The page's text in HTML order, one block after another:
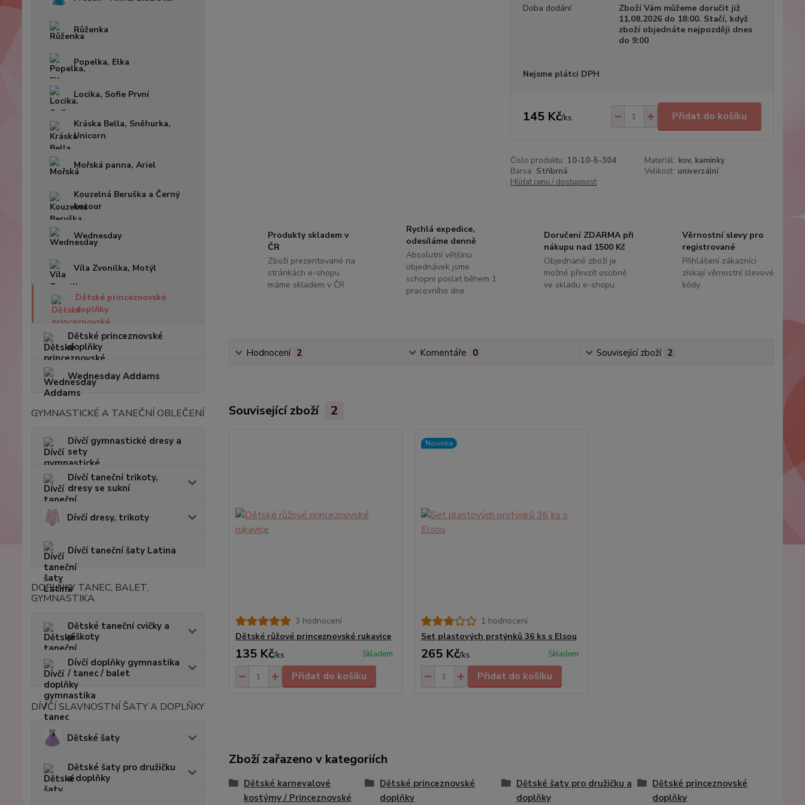
Růženka
Popelka, Elka
Locika, Sofie První
Kráska Bella, Sněhurka,
Unicorn
Mořská panna, Ariel
Kouzelná Beruška a Černý
kocour
Wednesday
Víla Zvonilka, Motýl
Dětské princeznovské
doplňky
Dětské princeznovské
doplňky
Wednesday Addams
GYMNASTICKÉ A TANEČNÍ OBLEČENÍ
Dívčí gymnastické dresy a
sety
Dívčí taneční trikoty,
dresy se sukní
Dívčí dresy, trikoty
Dívčí taneční šaty Latina
DOPLŇKY TANEC, BALET,
GYMNASTIKA
Dětské taneční cvičky a
piškoty
Dívčí doplňky gymnastika
/ tanec / balet
DÍVČÍ SLAVNOSTNÍ ŠATY A DOPLŇKY
Dětské šaty
Dětské šaty pro družičku
a doplňky
Doba dodání
Zboží Vám můžeme doručit již
11.08.2026 do 18:00. Stačí, když
zboží objednáte nejpozději dnes
do 9:00
Nejsme plátci DPH
145 Kč/ks Přidat do košíku
Číslo produktu: 10-10-5-304 Materiál: kov, kamínky
Barva: Stříbrná Velikost: univerzální
Hlídat cenu / dostupnost
Produkty skladem v
ČR
Zboží prezentované na
stránkách e-shopu
máme skladem v ČR
Rychlá expedice,
odesíláme denně
Absolutní většinu
objednávek jsme
schopni poslat během 1
pracovního dne
Doručení ZDARMA při
nákupu nad 1500 Kč
Objednané zboží je
možné převzít osobně
ve skladu e-shopu
Věrnostní slevy pro
registrované
Přihlášení zákazníci
získají věrnostní slevové
kódy
Hodnocení 2 Komentáře 0 Související zboží 2
Související zboží 2
3 hodnocení
Dětské růžové princeznovské rukavice
135 Kč/ks Skladem
Přidat do košíku
Novinka
1 hodnocení
Set plastových prstýnků 36 ks s Elsou
265 Kč/ks Skladem
Přidat do košíku
Zboží zařazeno v kategoriích
Dětské karnevalové
kostýmy / Princeznovské
Dětské princeznovské
doplňky
Dětské šaty pro družičku a
doplňky
Dětské princeznovské
doplňky